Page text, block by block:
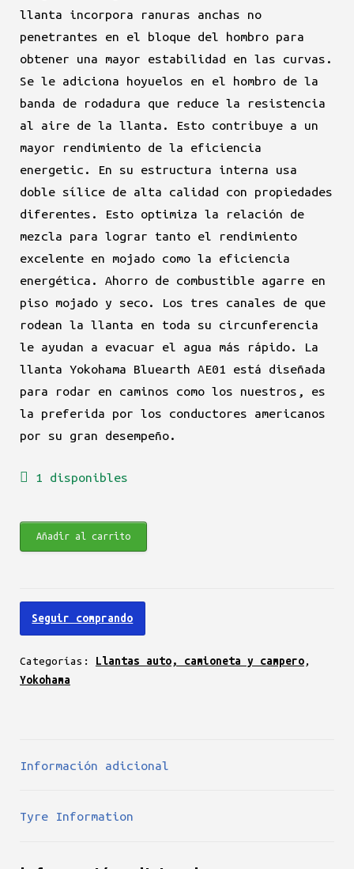
llanta incorpora ranuras anchas no
penetrantes en el bloque del hombro para
obtener una mayor estabilidad en las curvas.
Se le adiciona hoyuelos en el hombro de la
banda de rodadura que reduce la resistencia
al aire de la llanta. Esto contribuye a un
mayor rendimiento de la eficiencia
energetic. En su estructura interna usa
doble sílice de alta calidad con propiedades
diferentes. Esto optimiza la relación de
mezcla para lograr tanto el rendimiento
excelente en mojado como la eficiencia
energética. Ahorro de combustible agarre en
piso mojado y seco. Los tres canales de que
rodean la llanta en toda su circunferencia
le ayudan a evacuar el agua más rápido. La
llanta Yokohama Bluearth AE01 está diseñada
para rodar en caminos como los nuestros, es
la preferida por los conductores americanos
por su gran desempeño.
1 disponibles
Yokohama
Bluearth
185/70
R14
cantidad
Añadir al carrito
Seguir comprando
Categorías: Llantas auto, camioneta y campero,
Yokohama
Información adicional
Tyre Information